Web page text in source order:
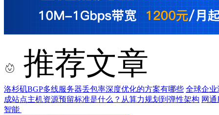
推荐文章
洛杉矶BGP多线服务器丢包率深度优化的方案有哪些 全球企业
成站点主机资源预留标准是什么？从算力规划到弹性架构 网
智能